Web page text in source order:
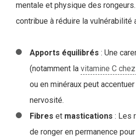
mentale et physique des
contribue à réduire la vulnérabilité
Apports équilibrés : Une
(notamment la vitamine C
ou en minéraux peut
nervosité.
Fibres et mastications : Les
de ronger en permanence